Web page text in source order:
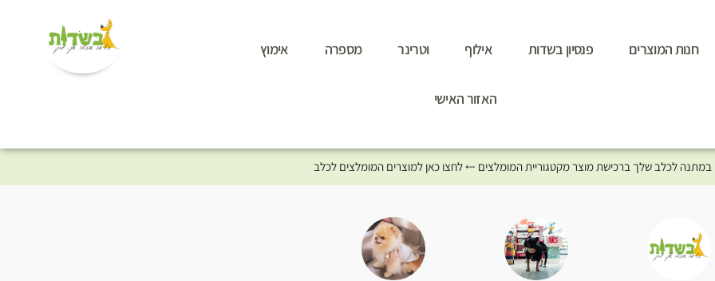
חנות המוצרים פנסיון בשדות אילוף וטרינר מספרה אימוץ
האזור האישי